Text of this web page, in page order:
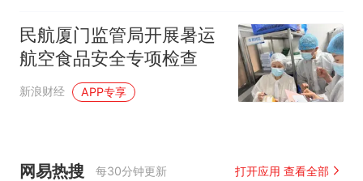
民航厦门监管局开展暑运
航空食品安全专项检查
新浪财经 APP专享
网易热搜 每30分钟更新 打开应用 查看全部